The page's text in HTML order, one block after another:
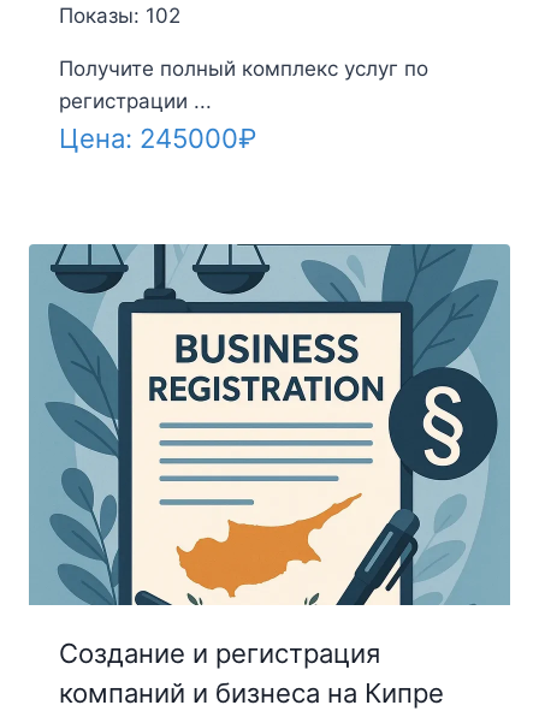
Показы: 102
Получите полный комплекс услуг по
регистрации ...
Цена: 245000₽
Создание и регистрация
компаний и бизнеса на Кипре